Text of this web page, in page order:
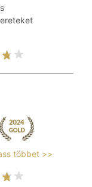
többet >>